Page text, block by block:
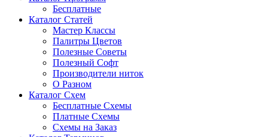
Бесплатные
Каталог Статей
Мастер Классы
Палитры Цветов
Полезные Советы
Полезный Софт
Производители ниток
О Разном
Каталог Схем
Бесплатные Схемы
Платные Схемы
Схемы на Заказ